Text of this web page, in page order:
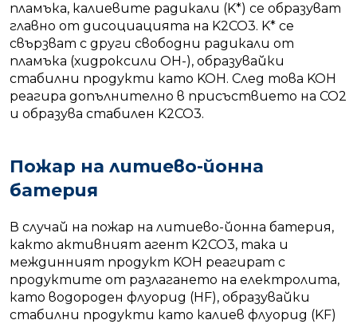
пламъка, калиевите радикали (K*) се образуват
главно от дисоциацията на K2CO3. K* се
свързват с други свободни радикали от
пламъка (хидроксили OH-), образувайки
стабилни продукти като KOH. След това KOH
реагира допълнително в присъствието на CO2
и образува стабилен K2CO3.
Пожар на литиево-йонна
батерия
В случай на пожар на литиево-йонна батерия,
както активният агент K2CO3, така и
междинният продукт KOH реагират с
продуктите от разлагането на електролита,
като водороден флуорид (HF), образувайки
стабилни продукти като калиев флуорид (KF)